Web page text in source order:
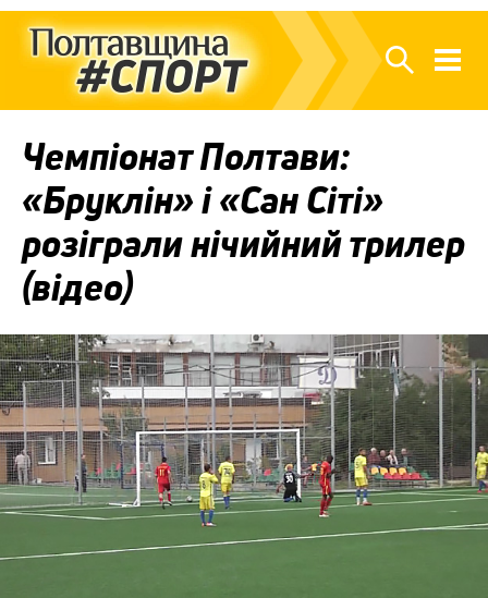
Чемпіонат Полтави:
«Бруклін» і «Сан Сіті»
розіграли нічийний трилер
(відео)